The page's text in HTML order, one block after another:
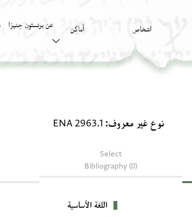
اشخاص أَماكِن عن برنستون جنيزا
نوع غير معروف ENA 2963.1
Select
Bibliography (0)
اللغة الأساسية